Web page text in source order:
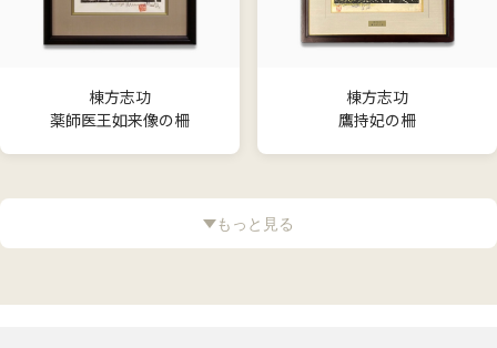
棟方志功
薬師医王如来像の柵
棟方志功
鷹持妃の柵
もっと見る